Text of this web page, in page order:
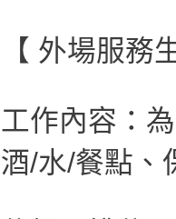
【 外場服務
工作內容：
酒/水/餐點、